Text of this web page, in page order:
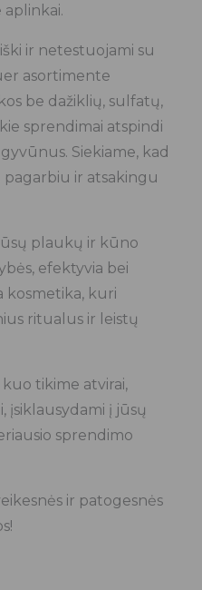
aplinkai.
ir netestuojami su
asortimente
be dažiklių, sulfatų,
sprendimai atspindi
Siekiame, kad
ir atsakingu
plaukų ir kūno
efektyvia bei
kuri
ritualus ir leistų
tikime atvirai,
įsiklausydami į jūsų
sprendimo
ir patogesnės